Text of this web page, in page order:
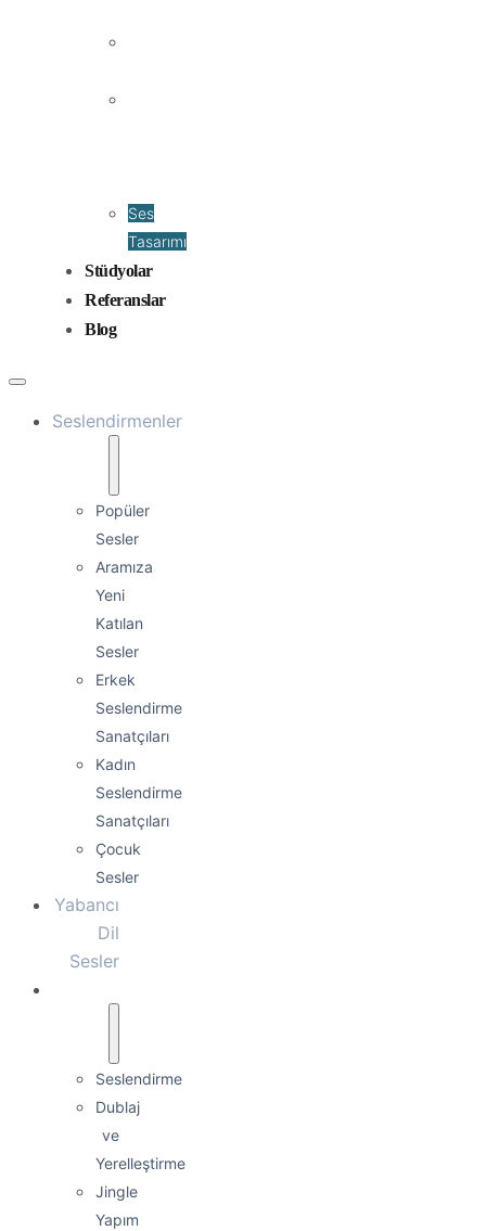
Ses
Tasarımı
Stüdyolar
Referanslar
Blog
Seslendirmenler
Popüler
Sesler
Aramıza
Yeni
Katılan
Sesler
Erkek
Seslendirme
Sanatçıları
Kadın
Seslendirme
Sanatçıları
Çocuk
Sesler
Yabancı
Dil
Sesler
Seslendirme
Dublaj
ve
Yerelleştirme
Jingle
Yapım